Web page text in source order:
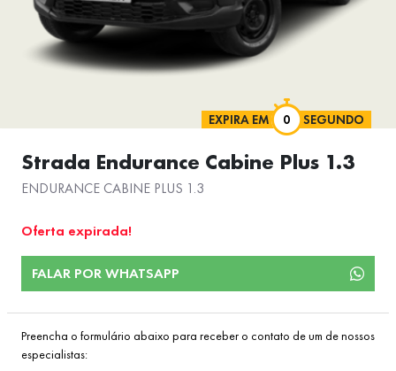
EXPIRA EM SEGUNDO
Strada Endurance Cabine Plus 1.3
ENDURANCE CABINE PLUS 1.3
Oferta expirada!
FALAR POR WHATSAPP
Preencha o formulário abaixo para receber o contato de um de nossos
especialistas: